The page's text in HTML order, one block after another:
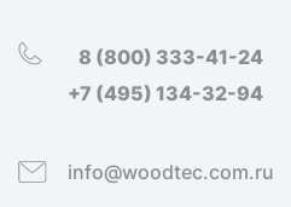
8 (800) 333-41-24
+7 (495) 134-32-94
info@woodtec.com.ru